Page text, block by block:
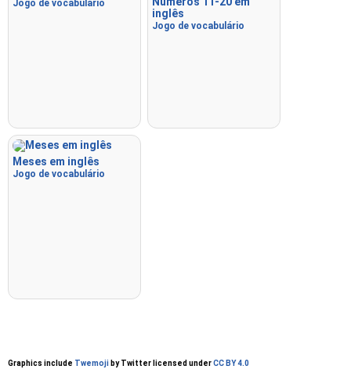
Jogo de vocabulário
inglês
Jogo de vocabulário
Meses em inglês
Jogo de vocabulário
Graphics include Twemoji by Twitter licensed underCC BY 4.0